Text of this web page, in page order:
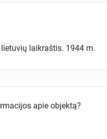
laikraštis. 1944 m.
apie objektą?